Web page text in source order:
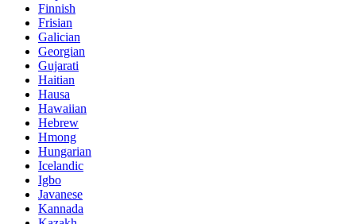
Finnish
Frisian
Galician
Georgian
Gujarati
Haitian
Hausa
Hawaiian
Hebrew
Hmong
Hungarian
Icelandic
Igbo
Javanese
Kannada